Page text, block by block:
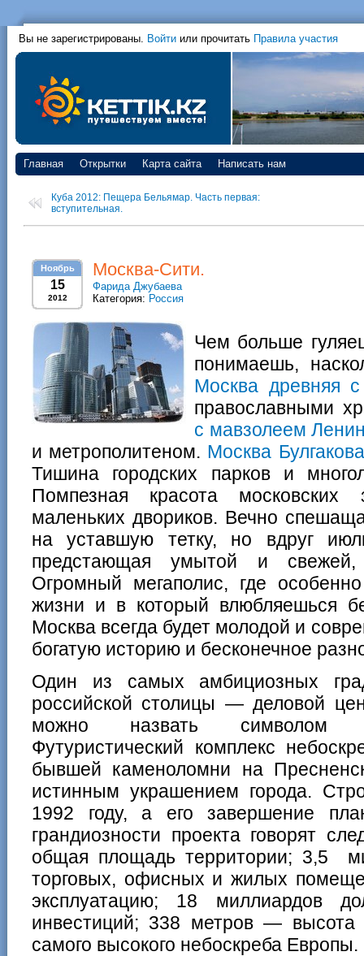
Вы не зарегистрированы. Войти или прочитать Правила участия
Главная Открытки Карта сайта Написать нам
Куба 2012: Пещера Бельямар. Часть первая:
вступительная.
Ноябрь
15
2012
Москва-Сити.
Фарида Джубаева
Категория: Россия
Чем больше
понимаешь,
Москва древняя
православными
с мавзолеем
и метрополитеном. Москва Булгакова
Тишина городских парков и
Помпезная красота
маленьких двориков. Вечно
на уставшую тетку, но вдруг
предстающая умытой и
Огромный мегаполис, где
жизни и в который влюбляешься
Москва всегда будет молодой и
богатую историю и бесконечное
Один из самых амбициозных
российской столицы — деловой
можно назвать символом
Футуристический комплекс
бывшей каменоломни на
истинным украшением города.
1992 году, а его завершение
грандиозности проекта говорят
общая площадь территории; 3,5
торговых, офисных и жилых
эксплуатацию; 18 миллиардов
инвестиций; 338 метров —
самого высокого небоскреба Европы.